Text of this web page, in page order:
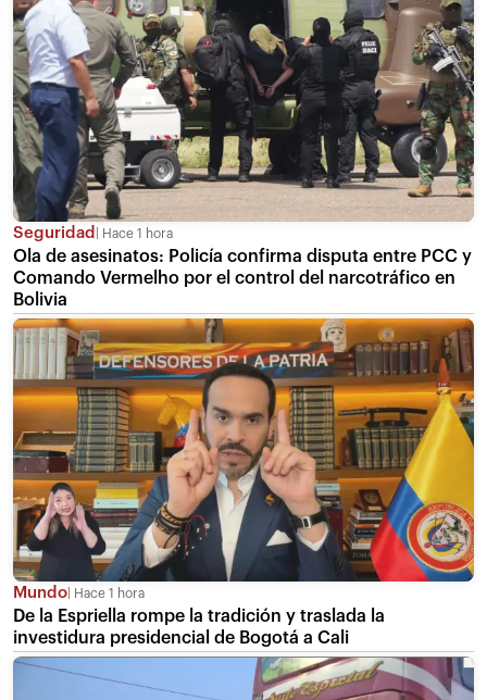
Seguridad Hace 1 hora
Ola de asesinatos: Policía confirma disputa entre PCC y
Comando Vermelho por el control del narcotráfico en
Bolivia
Mundo Hace 1 hora
De la Espriella rompe la tradición y traslada la
investidura presidencial de Bogotá a Cali